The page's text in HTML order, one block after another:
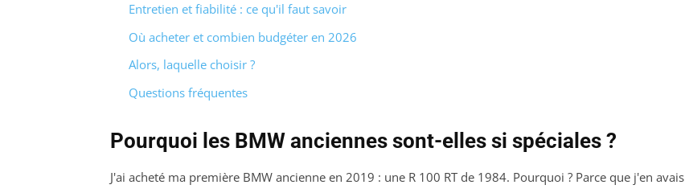
Entretien et fiabilité : ce qu'il faut savoir
Où acheter et combien budgéter en 2026
Alors, laquelle choisir ?
Questions fréquentes
Pourquoi les BMW anciennes sont-elles si spéciales ?
J'ai acheté ma première BMW ancienne en 2019 : une R 100 RT de 1984. Pourquoi ? Parce que j'en avais